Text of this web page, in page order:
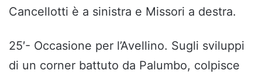
Cancellotti è a sinistra e Missori a destra.
25′- Occasione per l’Avellino. Sugli sviluppi
di un corner battuto da Palumbo, colpisce